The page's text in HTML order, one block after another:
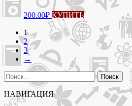
200.00₽ КУПИТЬ
1
2
3
→
Найти:
НАВИГАЦИЯ